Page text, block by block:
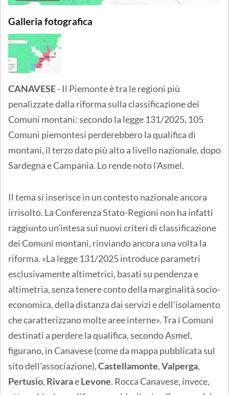
Galleria fotografica
CANAVESE- Il Piemonte è tra le regioni più
penalizzate dalla riforma sulla classificazione dei
Comuni montani: secondo la legge 131/2025, 105
Comuni piemontesi perderebbero la qualifica di
montani, il terzo dato più alto a livello nazionale, dopo
Sardegna e Campania. Lo rende noto l'Asmel.
Il tema si inserisce in un contesto nazionale ancora
irrisolto. La Conferenza Stato-Regioni non ha infatti
raggiunto un’intesa sui nuovi criteri di classificazione
dei Comuni montani, rinviando ancora una volta la
riforma. «La legge 131/2025 introduce parametri
esclusivamente altimetrici, basati su pendenza e
altimetria, senza tenere conto della marginalità socio-
economica, della distanza dai servizi e dell’isolamento
che caratterizzano molte aree interne». Tra i Comuni
destinati a perdere la qualifica, secondo Asmel,
figurano, in Canavese (come da mappa pubblicata sul
sito dell'associazione),Castellamonte,Valperga,
Pertusio, RivaraeLevone. Rocca Canavese, invece,